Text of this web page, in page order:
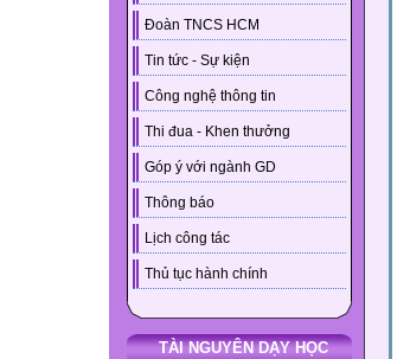
Đoàn TNCS HCM
Tin tức - Sự kiện
Công nghệ thông tin
Thi đua - Khen thưởng
Góp ý với ngành GD
Thông báo
Lịch công tác
Thủ tục hành chính
TÀI NGUYÊN DẠY HỌC